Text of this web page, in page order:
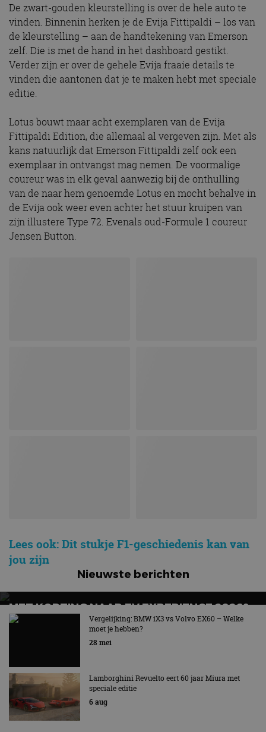
De zwart-gouden kleurstelling is over de hele auto te
vinden. Binnenin herken je de Evija Fittipaldi – los van
de kleurstelling – aan de handtekening van Emerson
zelf. Die is met de hand in het dashboard gestikt.
Verder zijn er over de gehele Evija fraaie details te
vinden die aantonen dat je te maken hebt met speciale
editie.
Lotus bouwt maar acht exemplaren van de Evija
Fittipaldi Edition, die allemaal al vergeven zijn. Met als
kans natuurlijk dat Emerson Fittipaldi zelf ook een
exemplaar in ontvangst mag nemen. De voormalige
coureur was in elk geval aanwezig bij de onthulling
van de naar hem genoemde Lotus en mocht behalve in
de Evija ook weer even achter het stuur kruipen van
zijn illustere Type 72. Evenals oud-Formule 1 coureur
Jensen Button.
Lees ook: Dit stukje F1-geschiedenis kan van
jou zijn
Nieuwste berichten
MET KORTING NAAR EV EXPERIENCE 2026?
AUTORAI REGELT HET!
EV Experience 2026 van 24 tot 26 september
Vergelijking: BMW iX3 vs Volvo EX60 – Welke
moet je hebben?
28 mei
Lamborghini Revuelto eert 60 jaar Miura met
speciale editie
6 aug